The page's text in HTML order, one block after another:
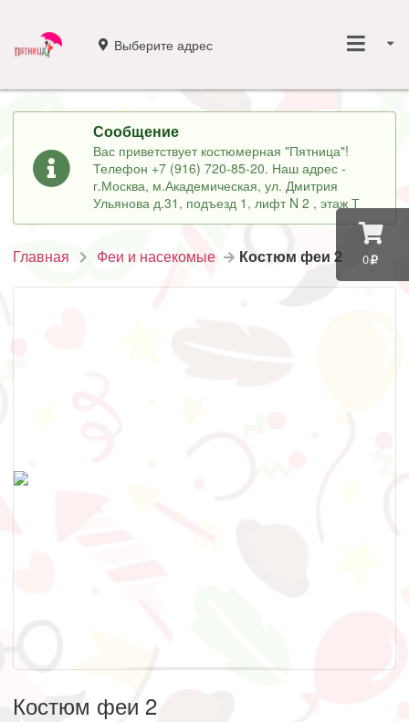
0
Выберите адрес
Сообщение
Вас приветствует костюмерная "Пятница"!
Телефон +7 (916) 720-85-20. Наш адрес -
г.Москва, м.Академическая, ул. Дмитрия
Ульянова д.31, подъезд 1, лифт N 2 , этаж Т
Главная Феи и насекомые Костюм феи 2
Костюм феи 2